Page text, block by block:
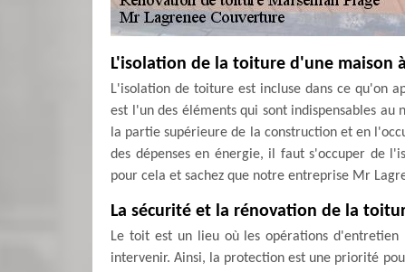
L'isolation de la toiture d'une maison
L'isolation de toiture est incluse dans ce qu'on
est l'un des éléments qui sont indispensables
la partie supérieure de la construction et en
des dépenses en énergie, il faut s'occuper de
pour cela et sachez que notre entreprise Mr
La sécurité et la rénovation de la
Le toit est un lieu où les opérations d'entretien
intervenir. Ainsi, la protection est une priorité